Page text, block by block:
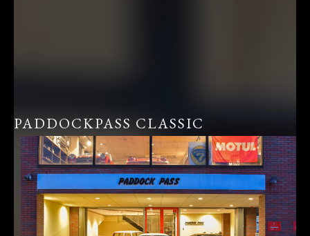
PADDOCKPASS CLASSIC